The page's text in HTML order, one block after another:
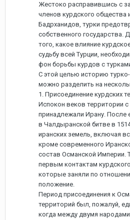
Жестоко расправившись с
членов курдского общества
Бадрханидов, турки
собственного государства.
того, какое влияние
судьбу всей Турции,
фон борьбы курдов с
С этой целью историю
можно разделить на
1. Присоединение курдских
Испокон веков территории
принадлежали Ирану. После
в Чалдыранской битве в
иранских земель, включая
кроме современного
состав Османской Империи.
первым контактам
которые заняли по
положение.
Период присоединения к
территорий был, пожалуй,
когда между двумя